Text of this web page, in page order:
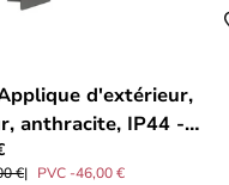
d'extérieur,
anthracite, IP44 -
€ PVC -46,00 €